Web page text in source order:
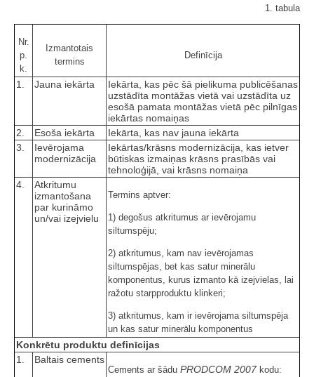
1. tabula
Nr.
p.
k.
Izmantotais
termins
Definīcija
1. Jauna iekārta
Iekārta, kas pēc šā pielikuma publicēšanas
uzstādīta montāžas vietā vai uzstādīta uz
esošā pamata montāžas vietā pēc pilnīgas
iekārtas nomaiņas
2.
Esoša iekārta
Iekārta, kas nav jauna iekārta
3.
Ievērojama
modernizācija
Iekārtas/krāsns modernizācija, kas ietver
būtiskas izmaiņas krāsns prasībās vai
tehnoloģijā, vai krāsns nomaiņa
4.
Atkritumu
izmantošana
par kurināmo
un/vai izejvielu
Termins aptver:
1) degošus atkritumus ar ievērojamu
siltumspēju;
2) atkritumus, kam nav ievērojamas
siltumspējas, bet kas satur minerālu
komponentus, kurus izmanto kā izejvielas, lai
ražotu starpproduktu klinkeri;
3) atkritumus, kam ir ievērojama siltumspēja
un kas satur minerālu komponentus
Konkrētu produktu definīcijas
1.
Baltais cements
Cements ar šādu PRODCOM 2007 kodu: